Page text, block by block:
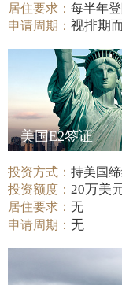
居住要求：每半年
申请周期：视排期
美国E2签证
投资方式：持美国
投资额度： 20万美
居住要求：无
申请周期：无